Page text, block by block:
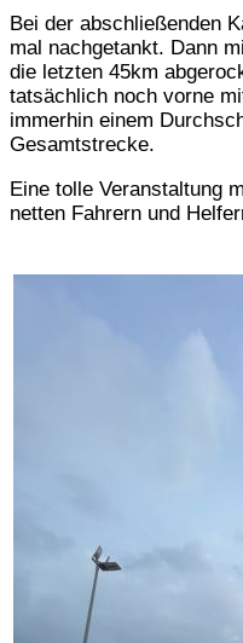
Bei der abschließenden
mal nachgetankt. Dann
die letzten 45km
tatsächlich noch vorne
immerhin einem
Gesamtstrecke.
Eine tolle Veranstaltung
netten Fahrern und